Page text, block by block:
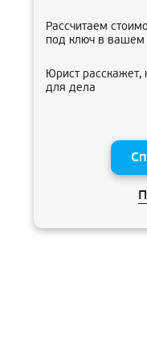
Рассчитаем
под ключ в вашем
Юрист расскажет,
для дела